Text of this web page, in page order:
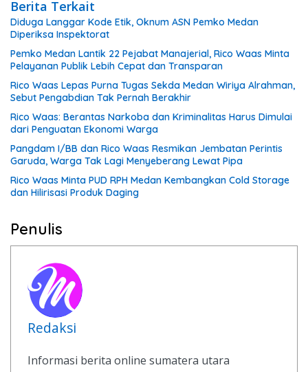
Berita Terkait
Diduga Langgar Kode Etik, Oknum ASN Pemko Medan
Diperiksa Inspektorat
Pemko Medan Lantik 22 Pejabat Manajerial, Rico Waas Minta
Pelayanan Publik Lebih Cepat dan Transparan
Rico Waas Lepas Purna Tugas Sekda Medan Wiriya Alrahman,
Sebut Pengabdian Tak Pernah Berakhir
Rico Waas: Berantas Narkoba dan Kriminalitas Harus Dimulai
dari Penguatan Ekonomi Warga
Pangdam I/BB dan Rico Waas Resmikan Jembatan Perintis
Garuda, Warga Tak Lagi Menyeberang Lewat Pipa
Rico Waas Minta PUD RPH Medan Kembangkan Cold Storage
dan Hilirisasi Produk Daging
Penulis
Redaksi
Informasi berita online sumatera utara